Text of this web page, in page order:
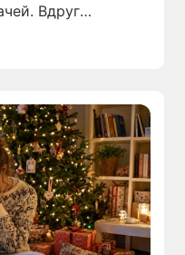
Вдруг
— списком